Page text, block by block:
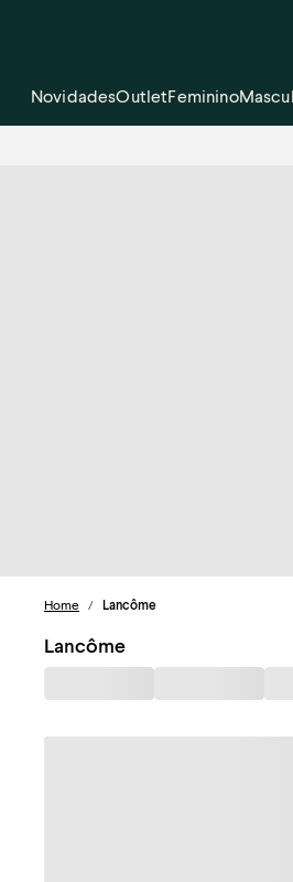
NovidadesOutletFeminino
Home / Lancôme
Lancôme